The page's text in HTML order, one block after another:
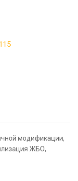
модификации,
ЖБО,